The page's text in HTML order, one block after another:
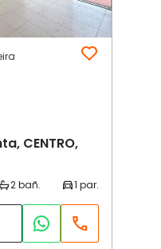
CENTRO,